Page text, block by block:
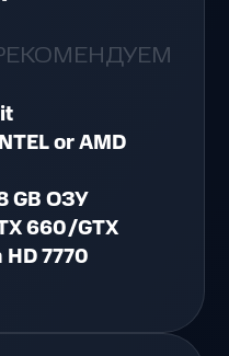
or AMD
GB ОЗУ
660/GTX
7770